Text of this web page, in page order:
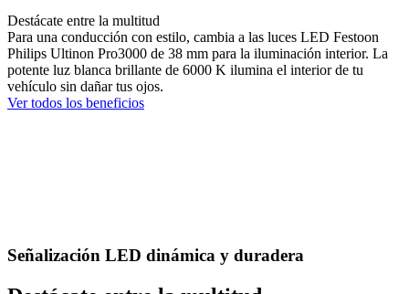
Destácate entre la multitud
Para una conducción con estilo, cambia a las luces LED Festoon
Philips Ultinon Pro3000 de 38 mm para la iluminación interior. La
potente luz blanca brillante de 6000 K ilumina el interior de tu
vehículo sin dañar tus ojos.
Ver todos los beneficios
Señalización LED dinámica y duradera